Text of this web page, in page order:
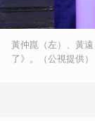
黃仲崑（左）、黃
了》。（公視提供）